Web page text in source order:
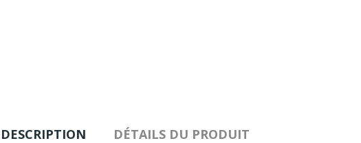
DESCRIPTION DÉTAILS DU PRODUIT